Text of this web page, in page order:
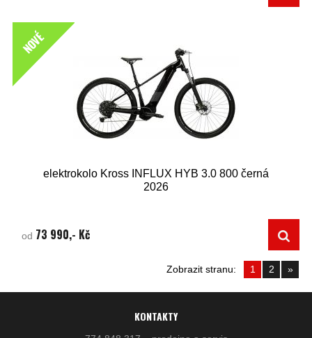
NOVÉ
elektrokolo Kross INFLUX HYB 3.0 800 černá
2026
od 73 990,- Kč
Zobrazit stranu: 1 2 »
KONTAKTY